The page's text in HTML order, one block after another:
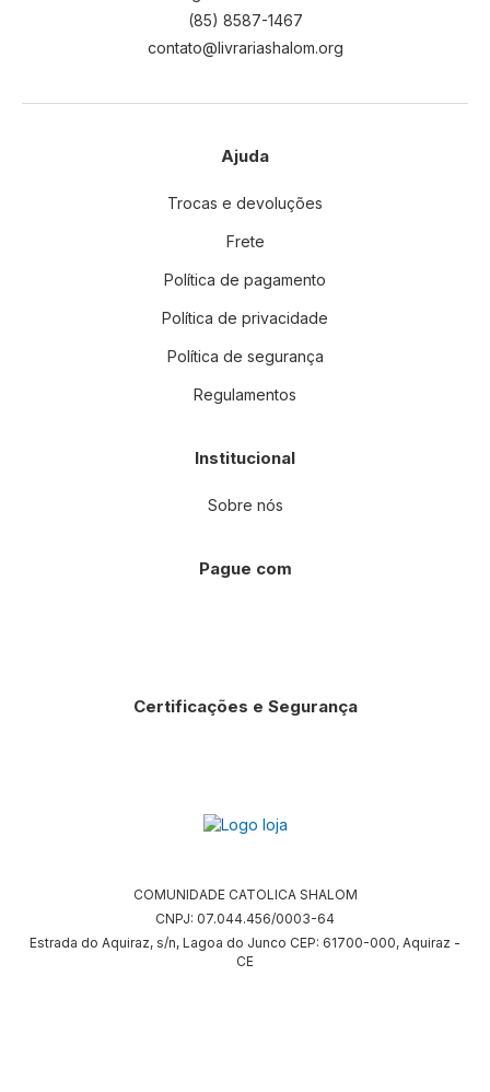
(85) 8587-1467
contato@livrariashalom.org
Ajuda
Trocas e devoluções
Frete
Política de pagamento
Política de privacidade
Política de segurança
Regulamentos
Institucional
Sobre nós
Pague com
Certificações e Segurança
COMUNIDADE CATOLICA SHALOM
CNPJ: 07.044.456/0003-64
Estrada do Aquiraz, s/n, Lagoa do Junco CEP: 61700-000, Aquiraz -
CE